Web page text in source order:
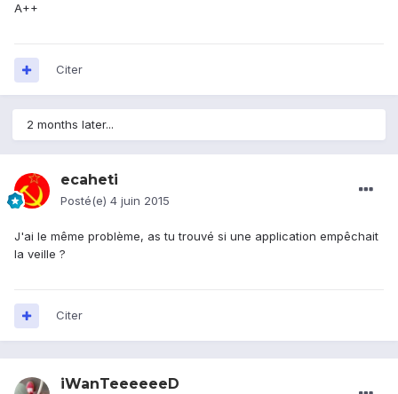
A++
Citer
2 months later...
ecaheti
Posté(e) 4 juin 2015
J'ai le même problème, as tu trouvé si une application empêchait
la veille ?
Citer
iWanTeeeeeeD